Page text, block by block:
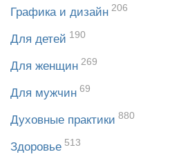
Графика и дизайн 206
Для детей 190
Для женщин 269
Для мужчин 69
Духовные практики 880
Здоровье 513